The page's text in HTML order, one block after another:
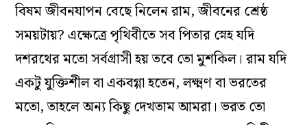
বিষম জীবনযাপন বেছে নিলেন রাম, জীবনের শ্রেষ্ঠ
সময়টায়? এক্ষেত্রে পৃথিবীতে সব পিতার স্নেহ যদি
দশরথের মতো সর্বগ্রাসী হয় তবে তো মুশকিল। রাম যদি
একটু যুক্তিশীল বা একবগ্গা হতেন, লক্ষ্মণ বা ভরতের
মতো, তাহলে অন্য কিছু দেখতাম আমরা। ভরত তো